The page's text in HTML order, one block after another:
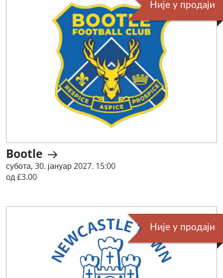
Није у продаји
Bootle
субота, 30. јануар 2027. 15:00
од £3.00
Није у продаји